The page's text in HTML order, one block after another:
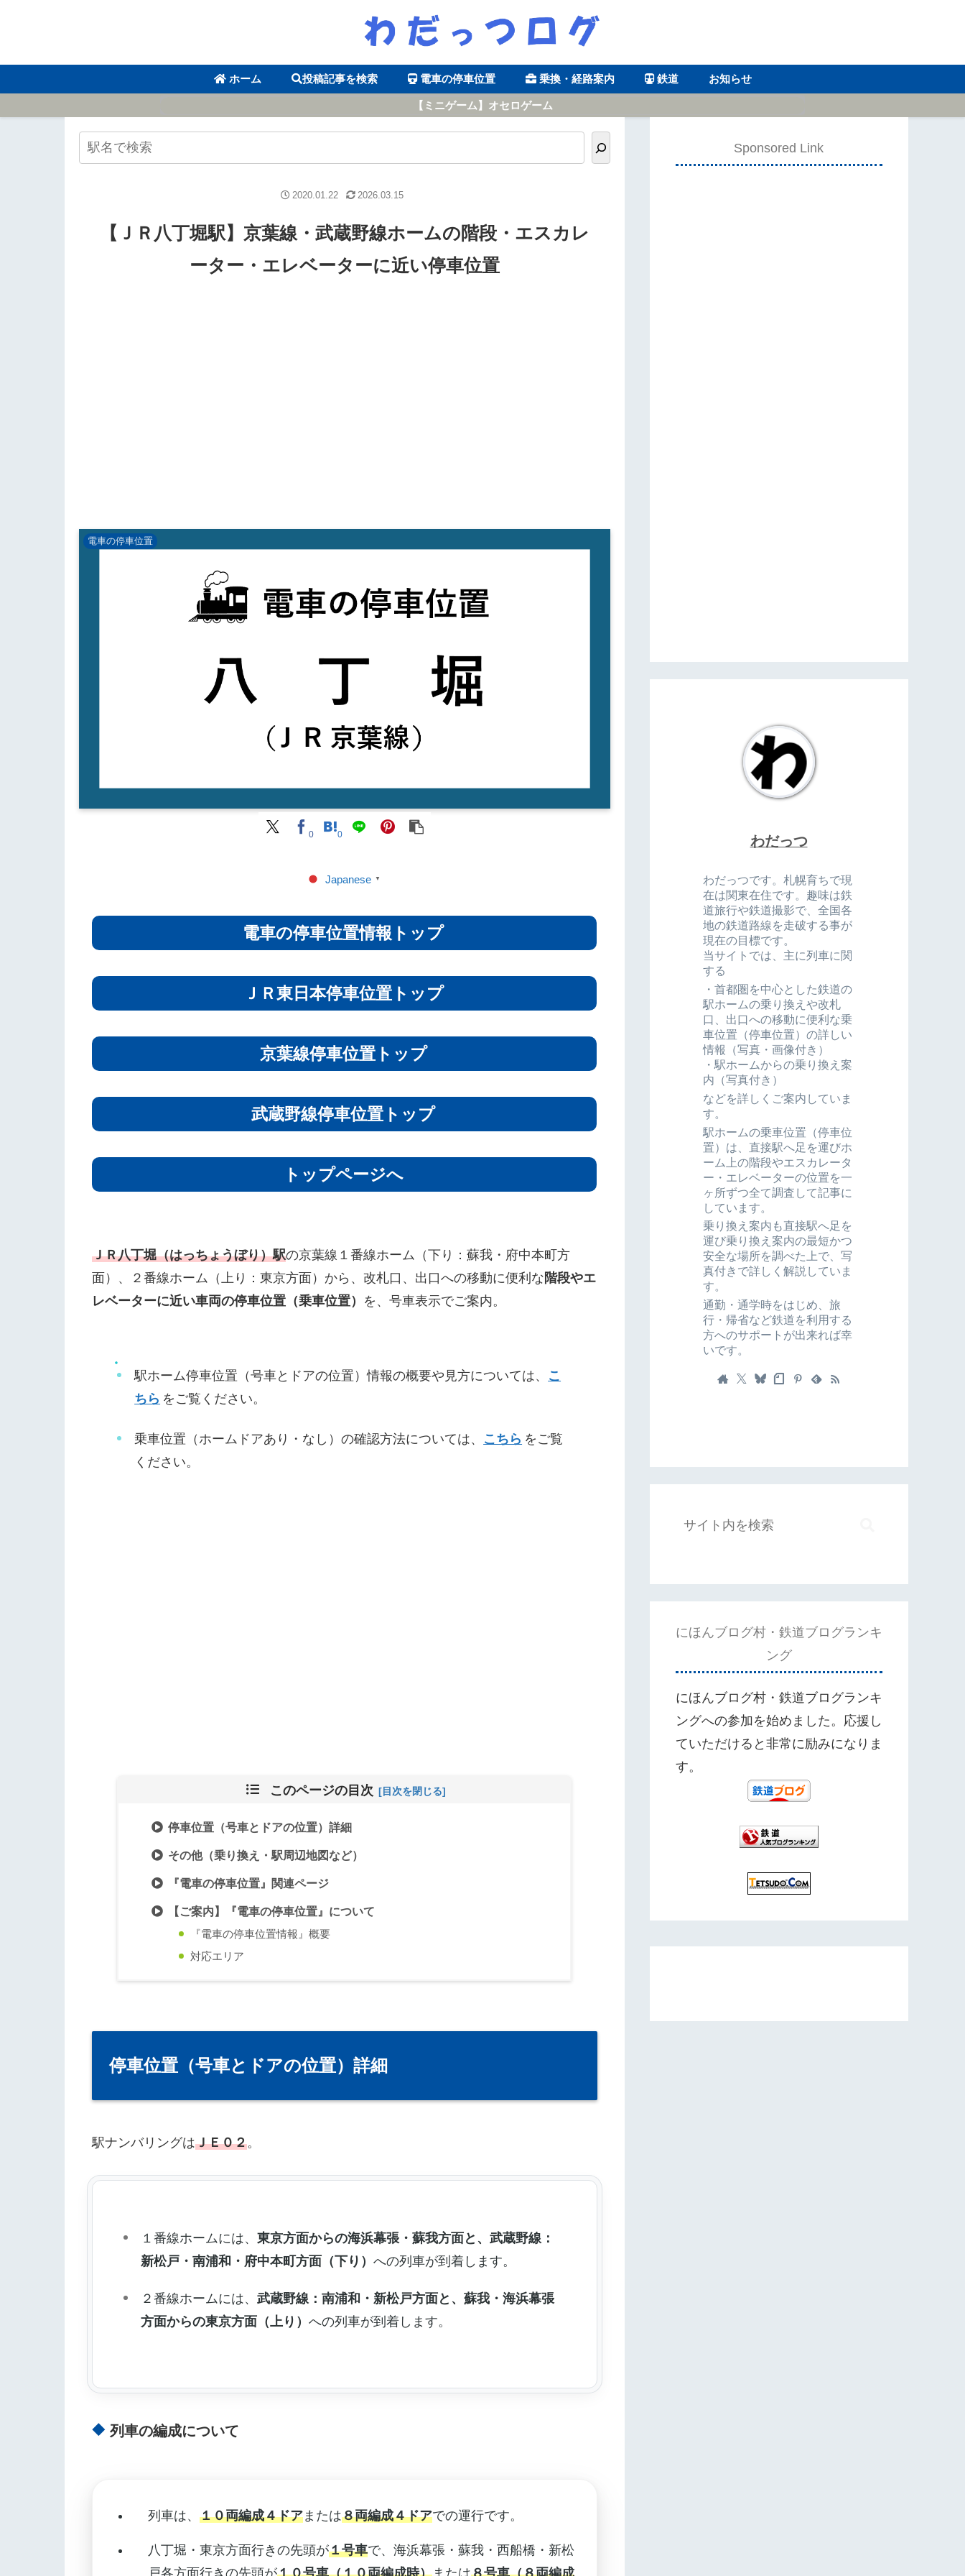
ホーム 投稿記事を検索 電車の停車位置 乗換・経路案内 鉄道 お知らせ
【ミニゲーム】オセロゲーム
【ＪＲ八丁堀駅】京葉線・武蔵野線ホームの階段・エスカレ
ーター・エレベーターに近い停車位置
電車の停車位置
0 0
2020.01.22 2026.03.15
Japanese ▼
電車の停車位置情報トップ
ＪＲ東日本停車位置トップ
京葉線停車位置トップ
武蔵野線停車位置トップ
トップページへ
ＪＲ八丁堀（はっちょうぼり）駅の京葉線１番線ホーム（下り：蘇我・府中本町方
面）、２番線ホーム（上り：東京方面）から、改札口、出口への移動に便利な階段やエ
レベーターに近い車両の停車位置（乗車位置）
を、号車表示でご案内。
駅ホーム停車位置（号車とドアの位置）情報の概要や見方については、 こ
ちら をご覧ください。
乗車位置（ホームドアあり・なし）の確認方法については、 こちら をご覧
ください。
このページの目次
停車位置（号車とドアの位置）詳細
その他（乗り換え・駅周辺地図など）
『電車の停車位置』関連ページ
【ご案内】『電車の停車位置』について
『電車の停車位置情報』概要
対応エリア
停車位置（号車とドアの位置）詳細
駅ナンバリングはＪＥ０２。
１番線ホームには、東京方面からの海浜幕張・蘇我方面と、武蔵野線：
新松戸・南浦和・府中本町方面（下り）への列車が到着します。
２番線ホームには、武蔵野線：南浦和・新松戸方面と、蘇我・海浜幕張
方面からの東京方面（上り）への列車が到着します。
列車の編成について
列車は、１０両編成４ドアまたは８両編成４ドアでの運行です。
八丁堀・東京方面行きの先頭が１号車で、海浜幕張・蘇我・西船橋・新松
戸各方面行きの先頭が１０号車（１０両編成時） または８号車（８両編成
Sponsored Link
わだっつ
わだっつです。札幌育ちで現
在は関東在住です。趣味は鉄
道旅行や鉄道撮影で、全国各
地の鉄道路線を走破する事が
現在の目標です。
当サイトでは、主に列車に関
する
・首都圏を中心とした鉄道の
駅ホームの乗り換えや改札
口、出口への移動に便利な乗
車位置（停車位置）の詳しい
情報（写真・画像付き）
・駅ホームからの乗り換え案
内（写真付き）
などを詳しくご案内していま
す。
駅ホームの乗車位置（停車位
置）は、直接駅へ足を運びホ
ーム上の階段やエスカレータ
ー・エレベーターの位置を一
ヶ所ずつ全て調査して記事に
しています。
乗り換え案内も直接駅へ足を
運び乗り換え案内の最短かつ
安全な場所を調べた上で、写
真付きで詳しく解説していま
す。
通勤・通学時をはじめ、旅
行・帰省など鉄道を利用する
方へのサポートが出来れば幸
いです。
にほんブログ村・鉄道ブログランキ
ング
にほんブログ村・鉄道ブログランキ
ングへの参加を始めました。応援し
ていただけると非常に励みになりま
す。